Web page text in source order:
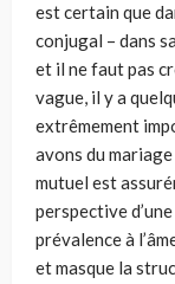
est certain que
conjugal – dans
et il ne faut pas
vague, il y a
extrêmement
avons du
mutuel est
perspective
prévalence à
et masque la